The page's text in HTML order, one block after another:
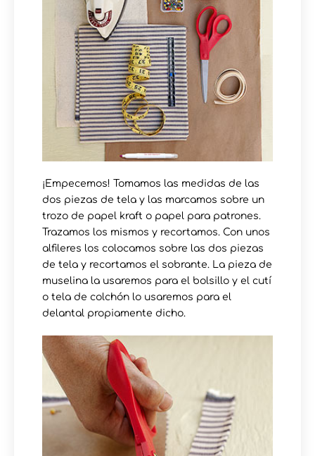
¡Empecemos! Tomamos las medidas de las
dos piezas de tela y las marcamos sobre un
trozo de papel kraft o papel para patrones.
Trazamos los mismos y recortamos. Con unos
alfileres los colocamos sobre las dos piezas
de tela y recortamos el sobrante. La pieza de
muselina la usaremos para el bolsillo y el cutí
o tela de colchón lo usaremos para el
delantal propiamente dicho.